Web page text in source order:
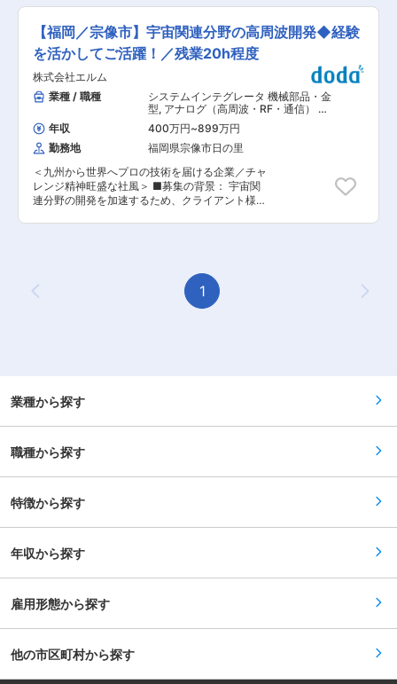
り、社員の方と相談をしながら決めておりま
す。） 変更の範囲：会社の定める業務
の手配 ・資材置き場の確保/工事用電源の確保
・工事開始時の近隣への挨拶 ■組織構成： 現場
作業員も含む施工管理に関わる方々15名(40代2
名/50代4名/60代8名/70代1名） ■業務内容補
足： ・施工対象…道路、河川、橋梁、上下水道 ・
受注金額…1件あたりの工事受注額は1000万〜
7000万が主な受注金額です。 ・工期…1件あたり
の工期は4ヶ月〜10ヶ月が主です ・年間担当件
数…受注の状況により２件〜3件の工事にご対応
いただく予定です ・担当エリア…南薩摩市内の工
事がほとんどです。 ・出張…薩摩市内の案件のた
め、日帰りでの工事がほとんどです。 ＊現場は南
さつま市内全域です。（社用車使用／ＭＴ車） ＊
パソコンで文字入力ができる方 エクセル等のソフ
トを用いますが、丁寧にレクチャーしますのでご
安心ください。 ■魅力： ・残業10時間程度／ほ
・資格取得は全額会社にて支給しています。 試験
を受けるまでの予備校の講習代、受験費用は全額
負担。 変更の範囲：会社の定める業務
【福岡／宗像市】宇宙関連分野の高周波開発◆経験
を活かしてご活躍！／残業20h程度
株式会社エルム
業種 / 職種
システムインテグレータ 機械部品・金
型, アナログ（高周波・RF・通信） 評
価・実験（電気・電子・半導体）
年収 400万円~899万円
勤務地
福岡県宗像市日の里
＜九州から世界へプロの技術を届ける企業／チャ
レンジ精神旺盛な社風＞ ■募集の背景： 宇宙関
連分野の開発を加速するため、クライアント様と
ますが、今回は宇宙開発分野専門の人材を確保す
ることで、プロジェクトの早期実現を目指してい
ます。 ■業務内容： アナログ・高周波回路設
Previous Page
1
業種から探す
職種から探す
特徴から探す
年収から探す
雇用形態から探す
他の市区町村から探す